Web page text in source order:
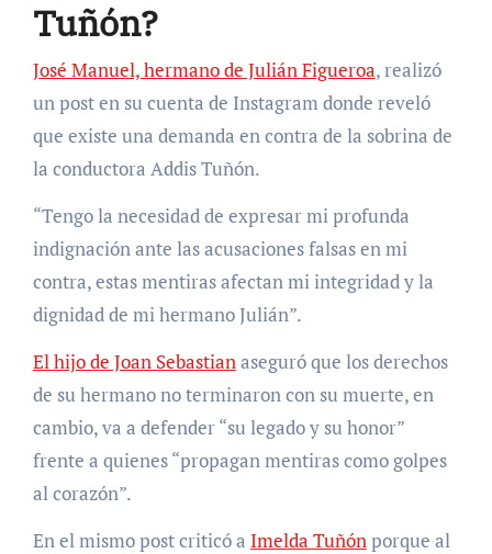
Tuñón?
José Manuel, hermano de Julián Figueroa, realizó
un post en su cuenta de Instagram donde reveló
que existe una demanda en contra de la sobrina de
la conductora Addis Tuñón.
“Tengo la necesidad de expresar mi profunda
indignación ante las acusaciones falsas en mi
contra, estas mentiras afectan mi integridad y la
dignidad de mi hermano Julián”.
El hijo de Joan Sebastian aseguró que los derechos
de su hermano no terminaron con su muerte, en
cambio, va a defender “su legado y su honor”
frente a quienes “propagan mentiras como golpes
al corazón”.
En el mismo post criticó a Imelda Tuñón porque al